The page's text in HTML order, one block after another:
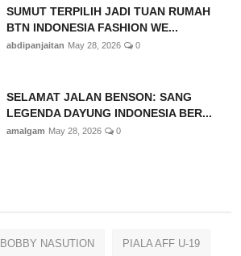
SUMUT TERPILIH JADI TUAN RUMAH
BTN INDONESIA FASHION WE...
abdipanjaitan May 28, 2026 0
SELAMAT JALAN BENSON: SANG
LEGENDA DAYUNG INDONESIA BER...
amalgam May 28, 2026 0
BOBBY NASUTION PIALA AFF U-19